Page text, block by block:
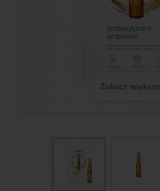
Zobacz większe